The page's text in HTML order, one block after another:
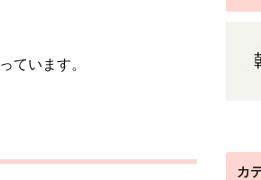
ています。
カ